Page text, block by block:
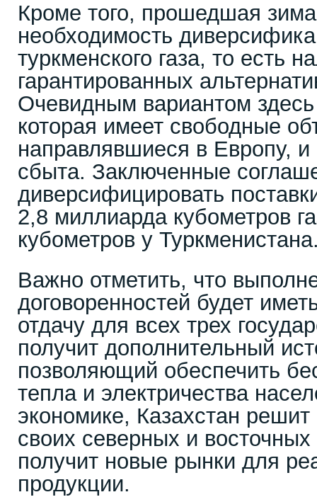
Кроме того, прошедшая
необходимость
туркменского газа, то есть
гарантированных
Очевидным вариантом
которая имеет свободные
направлявшиеся в Европу,
сбыта. Заключенные
диверсифицировать
2,8 миллиарда кубометров
кубометров у
Важно отметить, что
договоренностей будет
отдачу для всех трех
получит дополнительный
позволяющий обеспечить
тепла и электричества
экономике, Казахстан
своих северных и
получит новые рынки для
продукции.